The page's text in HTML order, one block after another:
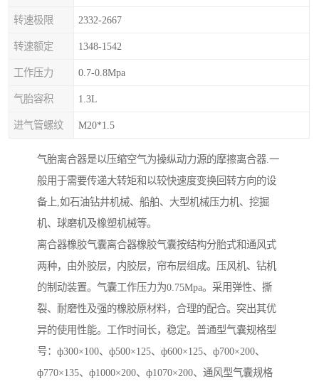
转速极限 2332-2667
转速额定 1348-1542
工作压力 0.7-0.8Mpa
气胎容积 1.3L
进气管螺纹 M20*1.5
气胎离合器是以压缩空气为操纵动力源的摩擦离合器.一
般用于需要传递大转矩和以较快速度变换回转方向的设
备上,如石油钻井机械、船舶、大型机械压力机、挖掘
机、球磨机及橡塑机械等。
离合器橡胶气囊离合器橡胶气囊按结构分胎式和通风式
两种，由外胶层，内胶层，帘布层组成。压风机、钻机
的制动装置。气囊工作压力为0.75Mpa。采用弹性、撕
裂、耐磨性及强的橡胶原材料，合理的配合。突出其优
异的使用性能。工作时间长，稳定。普通型气囊规格型
号：ф300×100、ф500×125、ф600×125、ф700×200、
ф770×135、ф1000×200、ф1070×200、通风型气囊规格